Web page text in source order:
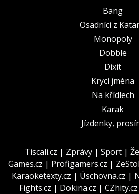
Bang
Osadníci z
Monopoly
Dobble
Dixit
Krycí jména
Na křídlech
Karak
Jízdenky,
Tiscali.cz | Zprávy | Sport |
Games.cz | Profigamers.cz |
Karaoketexty.cz | Úschovna.cz |
Fights.cz | Dokina.cz | CZhity.cz